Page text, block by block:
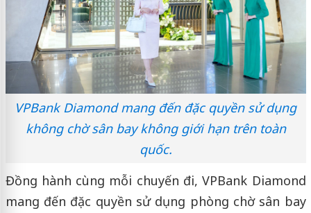
VPBank Diamond mang đến đặc quyền sử dụng
không chờ sân bay không giới hạn trên toàn
quốc.
Đồng hành cùng mỗi chuyến đi, VPBank Diamond
mang đến đặc quyền sử dụng phòng chờ sân bay